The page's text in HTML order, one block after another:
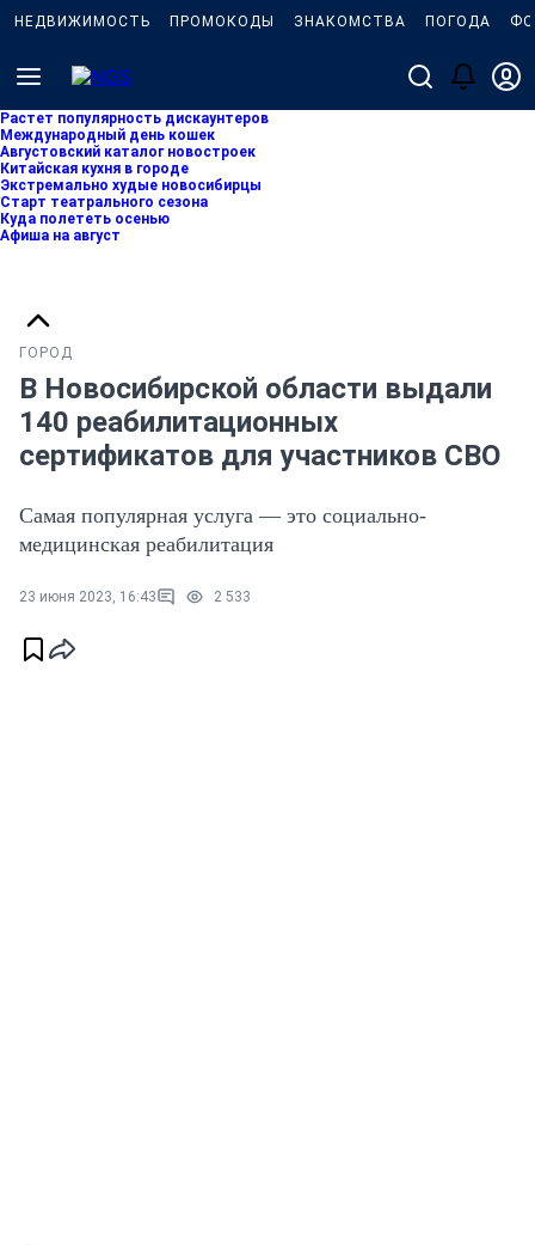
НЕДВИЖИМОСТЬ ПРОМОКОДЫ ЗНАКОМСТВА ПОГОДА
Растет популярность дискаунтеров
Международный день кошек
Августовский каталог новостроек
Китайская кухня в городе
Экстремально худые новосибирцы
Старт театрального сезона
Куда полететь осенью
Афиша на август
ГОРОД
В Новосибирской области выдали
140 реабилитационных
сертификатов для участников СВО
Самая популярная услуга — это социально-
медицинская реабилитация
23 июня 2023, 16:43 2 533